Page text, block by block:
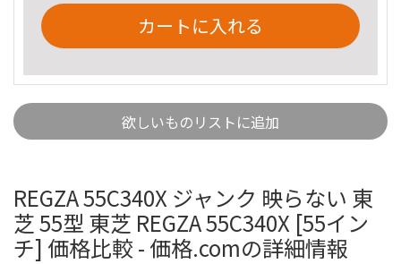
カートに入れる
欲しいものリストに追加
REGZA 55C340X ジャンク 映らない 東
芝 55型 東芝 REGZA 55C340X [55イン
チ] 価格比較 - 価格.comの詳細情報